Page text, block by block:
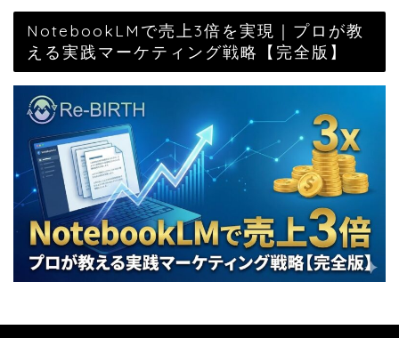
NotebookLMで売上3倍を実現｜プロが教
える実践マーケティング戦略【完全版】